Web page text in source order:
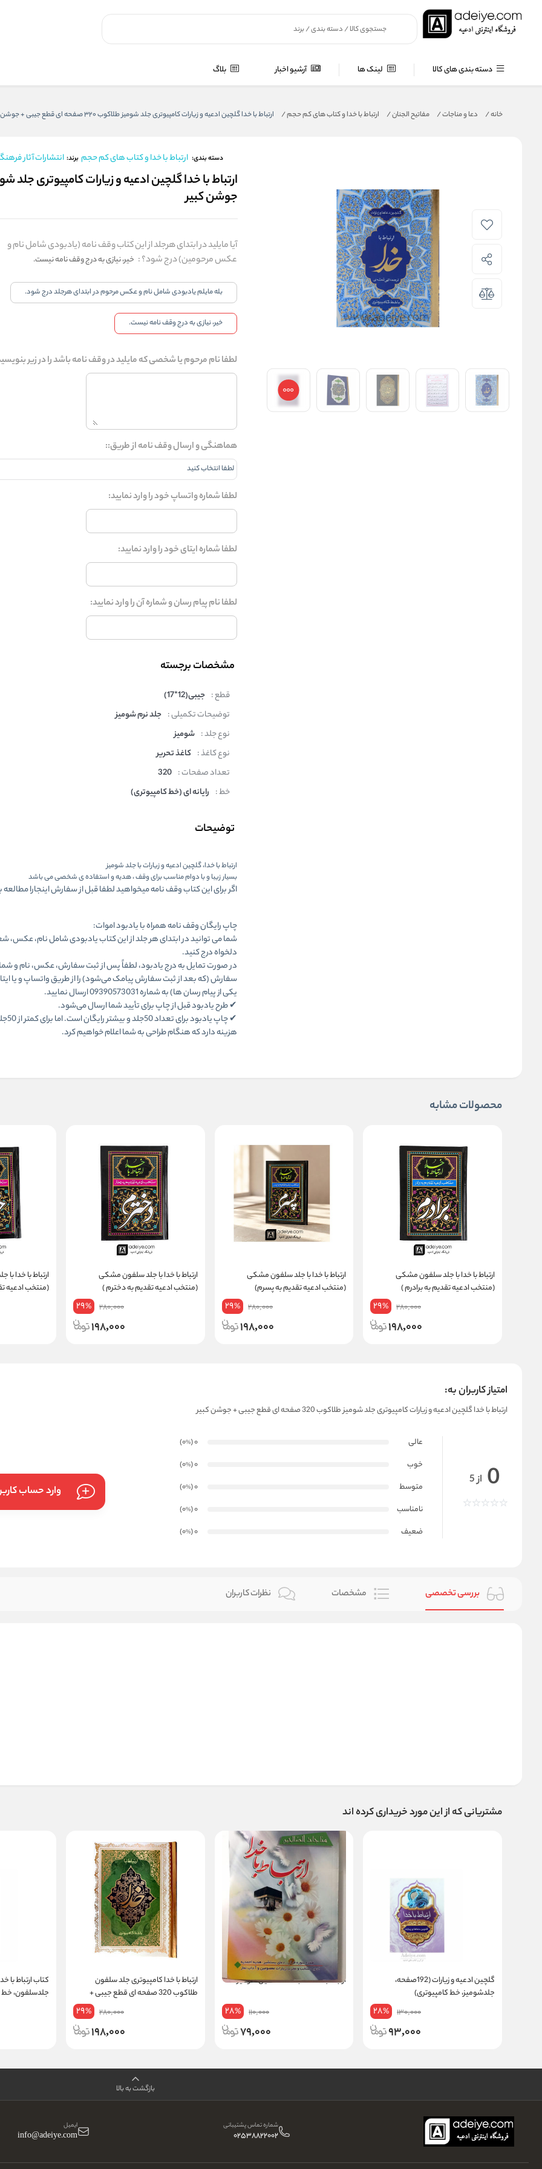
دسته بندی های کالا لینک ها آرشیو اخبار بلاگ
خانه/ دعا و مناجات/ مفاتیح الجنان/ ارتباط با خدا و کتاب های کم حجم/ ارتباط با خدا گلچین ادعیه و زیارات کامپیوتری جلد شومیز طلاکوب 320 صفحه ای قطع جیبی + جوشن کبیر
دسته بندی: ارتباط با خدا و کتاب های کم حجم برند: انتشارات آثار
جوشن کبیر
آیا مایلید در ابتدای هرجلد از این کتاب وقف نامه (یادبودی شامل نام و
عکس مرحومین) درج شود؟: خیر، نیازی به درج وقف نامه نیست.
بله مایلم یادبودی شامل نام و عکس مرحوم در ابتدای هرجلد درج شود.
خیر، نیازی به درج وقف نامه نیست.
لطفا نام مرحوم یا شخصی که مایلید در وقف نامه باشد را در زیر
هماهنگی و ارسال وقف نامه از طریق::
لطفا شماره واتساپ خود را وارد نمایید:
لطفا شماره ایتای خود را وارد نمایید:
لطفا نام پیام رسان و شماره آن را وارد نمایید:
مشخصات برجسته
قطع : جیبی(12*17)
توضیحات تکمیلی : جلد نرم شومیز
نوع جلد : شومیز
نوع کاغذ : کاغذ تحریر
تعداد صفحات : 320
خط : رایانه ای (خط کامپیوتری)
توضیحات
ارتباط با خدا، گلچین ادعیه و زیارات با جلد شومیز
بسیار زیبا و با دوام مناسب برای وقف ، هدیه و استفاده ی شخصی می باشد
اگر برای این کتاب وقف نامه میخواهید لطفا قبل از سفارش اینجارا مطالعه
چاپ رایگان وقف نامه همراه با یادبود اموات:
شما می توانید در ابتدای هر جلد از این کتاب یادبودی شامل نام، عکس،
دلخواه درج کنید.
در صورت تمایل به درج یادبود، لطفاً پس از ثبت سفارش، عکس، نام و
سفارش (که بعد از ثبت سفارش پیامک می‌شود) را از طریق واتساپ و یا
یکی از پیام رسان ها) به شماره 09390573031 ارسال نمایید.
✔ طرح یادبود قبل از چاپ برای تأیید شما ارسال می‌شود.
✔ چاپ یادبود
هزینه دارد که هنگام طراحی به شما اعلام خواهیم کرد.
محصولات مشابه
ارتباط با خدا با جلد سلفون مشکی
(منتخب ادعیه تقدیم به برادرم )
280,000
29%
198,000
ارتباط با خدا با جلد سلفون مشکی
(منتخب ادعیه تقدیم به پسرم)
280,000
29%
198,000
ارتباط با خدا با جلد سلفون مشکی
(منتخب ادعیه تقدیم به دخترم )
280,000
29%
198,000
ارتباط با خدا
(منتخب ادعیه
امتیاز کاربران به:
ارتباط با خدا گلچین ادعیه و زیارات کامپیوتری جلد شومیز طلاکوب 320 صفحه ای قطع جیبی + جوشن کبیر
0 از 5
عالی 0
(0
%
)
خوب
0
(0
%
)
متوسط
0
(0
%
)
نامناسب
0
(0
%
)
ضعیف
0
(0
%
)
وارد حساب
بررسی تخصصی مشخصات نظرات کاربران
مشتریانی که از این مورد خریداری کرده اند
گلچین ادعیه و زیارات (192صفحه،
جلدشومیز، خط کامپیوتری)
130,000
28%
93,000
ارتباط با خدا مناجات الصالحین شومیز
110,000
28%
79,000
ارتباط با خدا کامپیوتری جلد سلفون
طلاکوب 320 صفحه ای قطع جیبی +
280,000
29%
198,000
کتاب ارتباط با
جلدسلفون، خط
بازگشت به بالا
شماره تماس پشتیبانی
02538822002
ایمیل
info@adeiye.com